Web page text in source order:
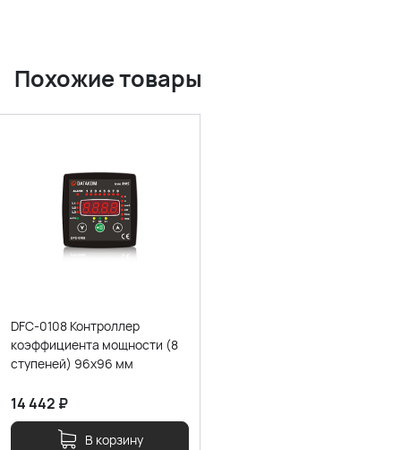
Похожие товары
DFC-0108 Контроллер
коэффициента мощности (8
ступеней) 96x96 мм
14 442 ₽
В корзину